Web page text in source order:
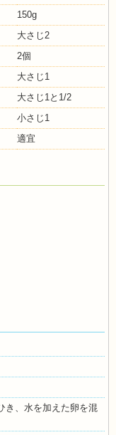
150g
大さじ2
2個
大さじ1
大さじ1と1/2
小さじ1
適宜
き、水を加えた卵を混